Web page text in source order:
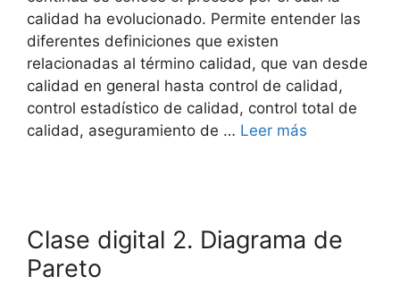
calidad ha evolucionado. Permite entender las
diferentes definiciones que existen
relacionadas al término calidad, que van desde
calidad en general hasta control de calidad,
control estadístico de calidad, control total de
calidad, aseguramiento de … Leer más
Clase digital 2. Diagrama de
Pareto